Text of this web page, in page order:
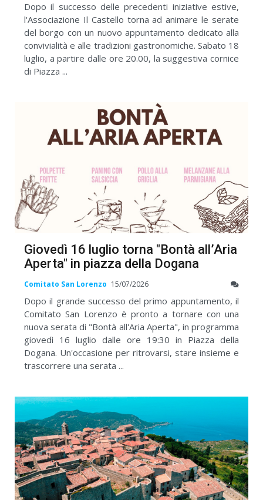
Dopo il successo delle precedenti iniziative estive,
l'Associazione Il Castello torna ad animare le serate
del borgo con un nuovo appuntamento dedicato alla
convivialità e alle tradizioni gastronomiche. Sabato 18
luglio, a partire dalle ore 20.00, la suggestiva cornice
di Piazza ...
Giovedì 16 luglio torna "Bontà all’Aria
Aperta" in piazza della Dogana
Comitato San Lorenzo 15/07/2026
Dopo il grande successo del primo appuntamento, il
Comitato San Lorenzo è pronto a tornare con una
nuova serata di "Bontà all'Aria Aperta", in programma
giovedì 16 luglio dalle ore 19:30 in Piazza della
Dogana. Un'occasione per ritrovarsi, stare insieme e
trascorrere una serata ...